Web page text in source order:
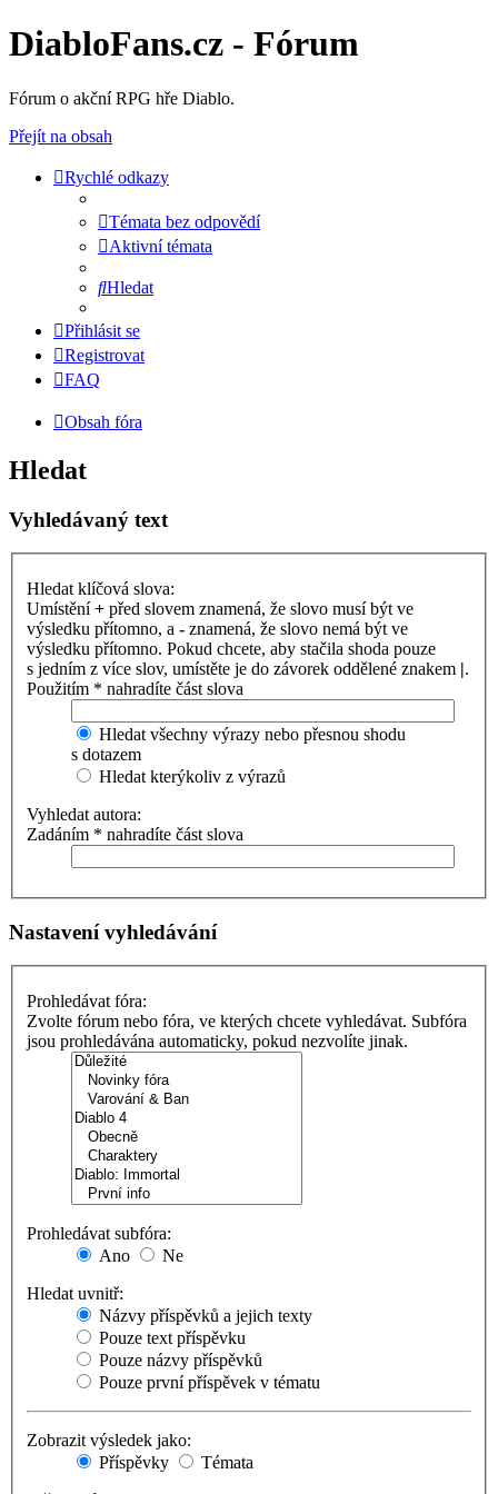
DiabloFans.cz - Fórum
Fórum o akční RPG hře Diablo.
Přejít na obsah
Rychlé odkazy
Témata bez odpovědí
Aktivní témata
Hledat
Přihlásit se
Registrovat
FAQ
Obsah fóra
Hledat
Vyhledávaný text
Hledat klíčová slova:
Umístění+ před slovem znamená, že slovo musí být ve
výsledku přítomno, a - znamená, že slovo nemá být ve
výsledku přítomno. Pokud chcete, aby stačila shoda pouze
s jedním z více slov, umístěte je do závorek oddělené znakem |.
Použitím * nahradíte část slova
Hledat všechny výrazy nebo přesnou shodu
s dotazem
Hledat kterýkoliv z výrazů
Vyhledat autora:
Zadáním * nahradíte část slova
Nastavení vyhledávání
Prohledávat fóra:
Zvolte fórum nebo fóra, ve kterých chcete vyhledávat. Subfóra
jsou prohledávána automaticky, pokud nezvolíte jinak.
Prohledávat subfóra:
Ano
Ne
Hledat uvnitř:
Názvy příspěvků a jejich texty
Pouze text příspěvku
Pouze názvy příspěvků
Pouze první příspěvek v tématu
Zobrazit výsledek jako:
Příspěvky
Témata